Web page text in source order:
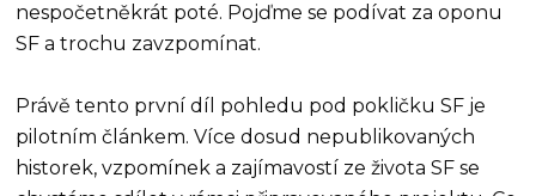
nespočetněkrát poté. Pojďme se podívat za oponu
SF a trochu zavzpomínat.
Právě tento první díl pohledu pod pokličku SF je
pilotním článkem. Více dosud nepublikovaných
historek, vzpomínek a zajímavostí ze života SF se